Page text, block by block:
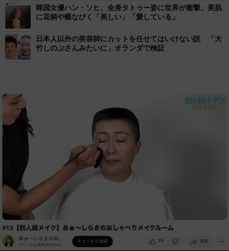
韓国女優ハン・ソヒ、全身タトゥー姿に世界が衝撃、美肌
に花柄や蝶なびく「美しい」「愛している」
日本人以外の美容師にカットを任せてはいけない説 「大
竹しのぶさんみたいに」オランダで検証